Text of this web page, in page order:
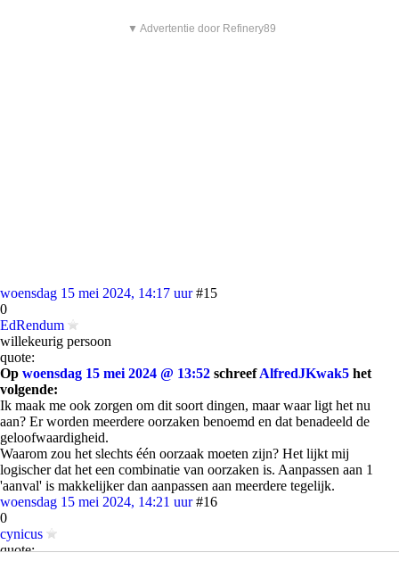
▼ Advertentie door Refinery89
woensdag 15 mei 2024, 14:17 uur #15
0
EdRendum
willekeurig persoon
quote:
Op woensdag 15 mei 2024 @ 13:52 schreefAlfredJKwak5 het
volgende:
Ik maak me ook zorgen om dit soort dingen, maar waar ligt het nu
aan? Er worden meerdere oorzaken benoemd en dat benadeeld de
geloofwaardigheid.
Waarom zou het slechts één oorzaak moeten zijn? Het lijkt mij
logischer dat het een combinatie van oorzaken is. Aanpassen aan 1
'aanval' is makkelijker dan aanpassen aan meerdere tegelijk.
woensdag 15 mei 2024, 14:21 uur #16
0
cynicus
quote: